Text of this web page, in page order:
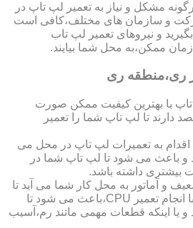
مشکل و نیاز به تعمیر لپ تاپ در
و سازمان های مختلف،کافی است
و نیروهای تعمیر لپ تاب
ممکن،به محل شما بیایند.
ری،منطقه ری
تاپ با بهترین کیفیت ممکن صورت
دارند تا لپ تاپ شما را تعمیر
به تعمیرات لپ تاپ در محل می
و باعث می شود تا لپ تاپ شما در
بیشتری داشته باشد.
و آماتور به محل کار شما می آید تا
تعمیر لپ تاپ انجام دهد و با انجام تعمیر CPU،باعث می شود تا
یا اینکه قطعات مهمی مانند رم،آسیب